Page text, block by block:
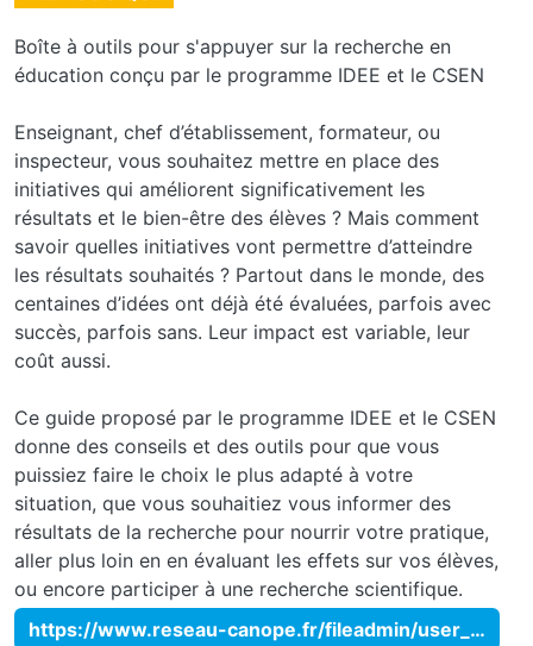
Boîte à outils pour s'appuyer sur la recherche en
éducation conçu par le programme IDEE et le CSEN
Enseignant, chef d’établissement, formateur, ou
inspecteur, vous souhaitez mettre en place des
initiatives qui améliorent significativement les
résultats et le bien-être des élèves ? Mais comment
savoir quelles initiatives vont permettre d’atteindre
les résultats souhaités ? Partout dans le monde, des
centaines d’idées ont déjà été évaluées, parfois avec
succès, parfois sans. Leur impact est variable, leur
coût aussi.
Ce guide proposé par le programme IDEE et le CSEN
donne des conseils et des outils pour que vous
puissiez faire le choix le plus adapté à votre
situation, que vous souhaitiez vous informer des
résultats de la recherche pour nourrir votre pratique,
aller plus loin en en évaluant les effets sur vos élèves,
ou encore participer à une recherche scientifique.
https://www.reseau-canope.fr/fileadmin/user_upload/Projets/conseil_scientifique_education_nationale/Ressources_pedagogiques/CSEN_IDEE_Boite_a_outils_recherche_education.web.pdf